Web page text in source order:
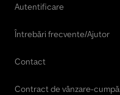
Autentificare
Întrebări frecvente/Ajutor
Contact
Contract de vânzare-